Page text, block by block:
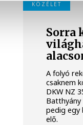
KÖZÉLET
Sorra
A folyó
csaknem
DKW NZ
pedig egy
elő.